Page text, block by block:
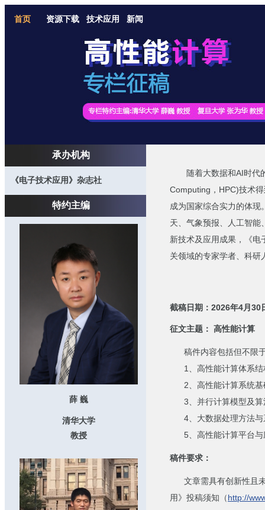
首页 资源下载 技术应用 新闻
承办机构
《电子技术应用》杂志社
特约主编
薛 巍
清华大学
教授
随着大数据和AI时代的
Computing，HPC)技术
成为国家综合实力的体现
天、气象预报、人工智能
新技术及应用成果，《电
关领域的专家学者、科研
截稿日期：2026年4月30
征文主题： 高性能计算
稿件内容包括但不限
1、高性能计算体系结
2、高性能计算系统基
3、并行计算模型及算
4、大数据处理方法与
5、高性能计算平台与
稿件要求：
文章需具有创新性且未
用》投稿须知（http://